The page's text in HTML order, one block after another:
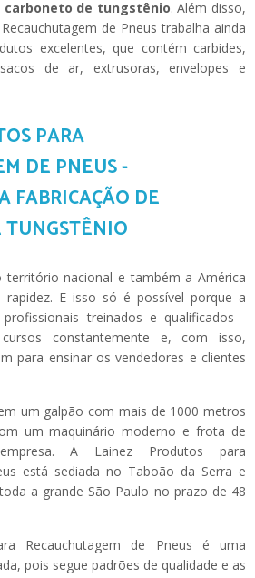
carboneto de tungstênio. Além disso,
de Pneus trabalha ainda
excelentes, que contém carbides,
de ar, extrusoras, envelopes e
PARA
DE PNEUS -
FABRICAÇÃO DE
TUNGSTÊNIO
nacional e também a América
rapidez. E isso só é possível porque a
treinados e qualificados -
constantemente e, com isso,
para ensinar os vendedores e clientes
um galpão com mais de 1000 metros
um maquinário moderno e frota de
A Lainez Produtos para
está sediada no Taboão da Serra e
a grande São Paulo no prazo de 48
Recauchutagem de Pneus é uma
pois segue padrões de qualidade e as